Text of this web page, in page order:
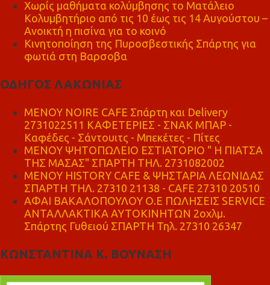
Χωρίς μαθήματα κολύμβησης το Ματάλειο
Κολυμβητήριο από τις 10 έως τις 14 Αυγούστου –
Ανοικτή η πισίνα για το κοινό
Κινητοποίηση της Πυροσβεστικής Σπάρτης για
φωτιά στη Βαρσοβα
ΟΔΗΓΟΣ ΛΑΚΩΝΙΑΣ
MENOY NOIRE CAFE Σπάρτη και Delivery
2731022511 ΚΑΦΕΤΕΡΙΕΣ - ΣΝΑΚ ΜΠΑΡ -
Καφέδες - Σάντουιτς - Μπεκέτες - Πίτες
ΜΕΝΟΥ ΨΗΤΟΠΩΛΕΙΟ ΕΣΤΙΑΤΟΡΙΟ " Η ΠΙΑΤΣΑ
ΤΗΣ ΜΑΣΑΣ" ΣΠΑΡΤΗ ΤΗΛ. 2731082002
ΜΕΝΟΥ HISTORY CAFE & ΨΗΣΤΑΡΙΑ ΛΕΩΝΙΔΑΣ
ΣΠΑΡΤΗ ΤΗΛ. 27310 21138 - CAFE 27310 20510
ΑΦΑΙ ΒΑΚΑΛΟΠΟΥΛΟΥ Ο.Ε ΠΩΛΗΣΕΙΣ SERVICE
ΑΝΤΑΛΛΑΚΤΙΚΑ ΑΥΤΟΚΙΝΗΤΩΝ 2οχλμ.
Σπάρτης Γυθειού ΣΠΑΡΤΗ Τηλ. 27310 26347
ΚΩΝΣΤΑΝΤΙΝΑ Κ. ΒΟΥΝΑΣΗ